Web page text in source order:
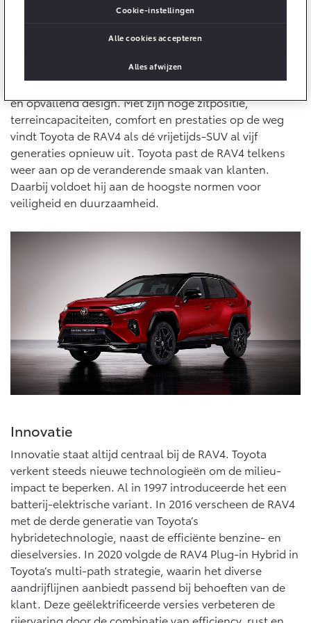
Vanaf € 39.995,-
bZ4X Touring
Vanaf € 48.995,-
Mirai
Vanaf € 76.695,- Vanaf € 27.945,-
Proace (excl. BTW)
OOK ALS BATTERIJ-
ELEKTRISCH
Vanaf € 37.500,-
Proace Verso
BATTERIJ-ELEKTRISCH
Vanaf € 55.950,-
Proace Max (excl. BTW)
OOK ALS BATTERIJ-
ELEKTRISCH
Hilux (excl. BTW)
OOK ALS BATTERIJ-
ELEKTRISCH
Trouw aan visie achter conceptauto
Bij de ontwikkeling van de RAV4 handhaafde Toyota zijn
car, gepresenteerd op de Tokyo Motor Show in 1989.
Het model bood veel ruimte in een compact, sportief
en opvallend design. Met zijn hoge zitpositie,
terreincapaciteiten, comfort en prestaties op de weg
vindt Toyota de RAV4 als dé vrijetijds-SUV al vijf
generaties opnieuw uit. Toyota past de RAV4 telkens
weer aan op de veranderende smaak van klanten.
Daarbij voldoet hij aan de hoogste normen voor
veiligheid en duurzaamheid.
Innovatie
Innovatie staat altijd centraal bij de RAV4. Toyota
verkent steeds nieuwe technologieën om de milieu-
impact te beperken. Al in 1997 introduceerde het een
batterij-elektrische variant. In 2016 verscheen de RAV4
met de derde generatie van Toyota’s
hybridetechnologie, naast de efficiënte benzine- en
dieselversies. In 2020 volgde de RAV4 Plug-in Hybrid in
Toyota’s multi-path strategie, waarin het diverse
aandrijflijnen aanbiedt passend bij behoeften van de
klant. Deze geëlektrificeerde versies verbeteren de
Cookie-instellingen
Alles afwijzen
Alle cookies accepteren